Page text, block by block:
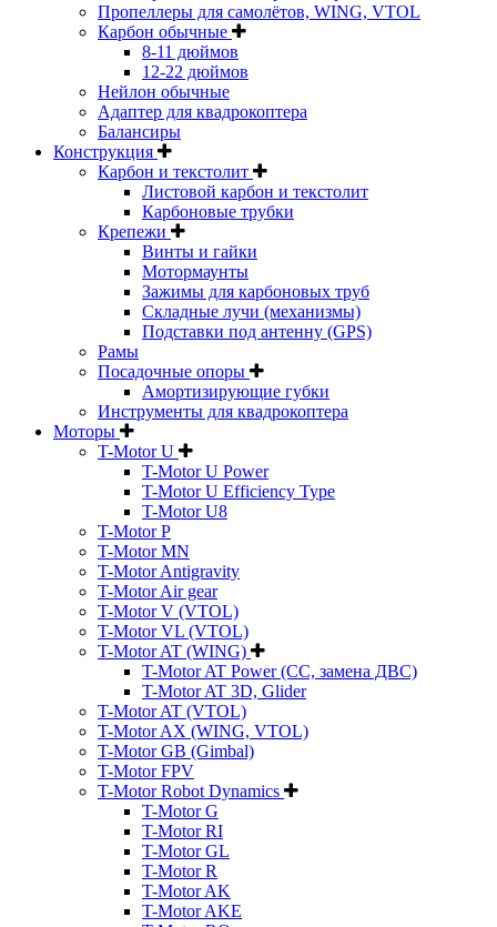
Пропеллеры для самолётов, WING, VTOL
Карбон обычные
8-11 дюймов
12-22 дюймов
Нейлон обычные
Адаптер для квадрокоптера
Балансиры
Конструкция
Карбон и текстолит
Листовой карбон и текстолит
Карбоновые трубки
Крепежи
Винты и гайки
Мотормаунты
Зажимы для карбоновых труб
Складные лучи (механизмы)
Подставки под антенну (GPS)
Рамы
Посадочные опоры
Амортизирующие губки
Инструменты для квадрокоптера
Моторы
T-Motor U
T-Motor U Power
T-Motor U Efficiency Type
T-Motor U8
T-Motor P
T-Motor MN
T-Motor Antigravity
T-Motor Air gear
T-Motor V (VTOL)
T-Motor VL (VTOL)
T-Motor AT (WING)
T-Motor AT Power (CC, замена ДВС)
T-Motor AT 3D, Glider
T-Motor AT (VTOL)
T-Motor AX (WING, VTOL)
T-Motor GB (Gimbal)
T-Motor FPV
T-Motor Robot Dynamics
T-Motor G
T-Motor RI
T-Motor GL
T-Motor R
T-Motor AK
T-Motor AKE